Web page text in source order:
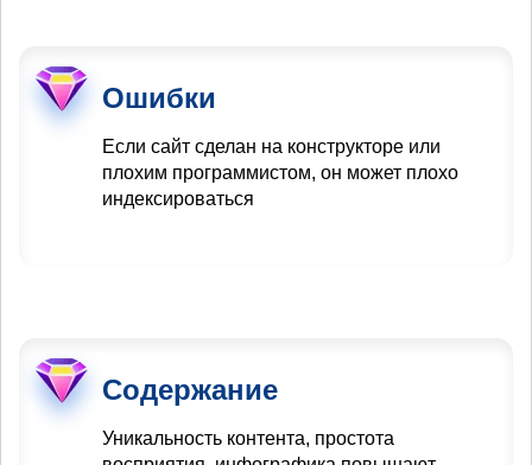
Ошибки
Если сайт сделан на конструкторе или
плохим программистом, он может плохо
индексироваться
Содержание
Уникальность контента, простота